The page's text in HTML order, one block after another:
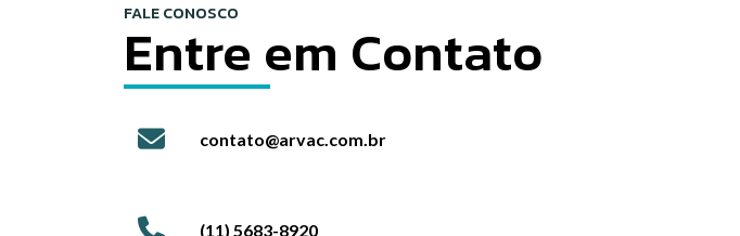
FALE CONOSCO
Entre em Contato
contato@arvac.com.br
(11) 5683-8920